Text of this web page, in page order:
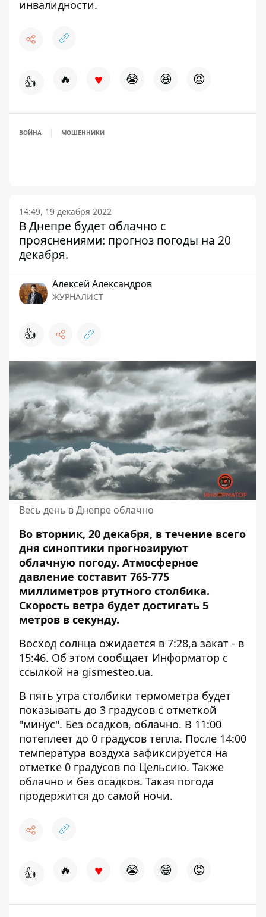
инвалидности.
👍 🔥 ♥ 😭 😆 😡
ВОЙНА МОШЕННИКИ
14:49, 19 декабря 2022
В Днепре будет облачно с
прояснениями: прогноз погоды на 20
декабря.
Алексей Александров
ЖУРНАЛИСТ
👍
Весь день в Днепре облачно
Во вторник, 20 декабря, в течение всего
дня синоптики прогнозируют
облачную погоду. Атмосферное
давление составит 765-775
миллиметров ртутного столбика.
Скорость ветра будет достигать 5
метров в секунду.
Восход солнца ожидается в 7:28,а закат - в
15:46. Об этом сообщает Информатор с
ссылкой на gismesteo.ua.
В пять утра столбики термометра будет
показывать до 3 градусов с отметкой
"минус". Без осадков, облачно. В 11:00
потеплеет до 0 градусов тепла. После 14:00
температура воздуха зафиксируется на
отметке 0 градусов по Цельсию. Также
облачно и без осадков. Такая погода
продержится до самой ночи.
👍 🔥 ♥ 😭 😆 😡